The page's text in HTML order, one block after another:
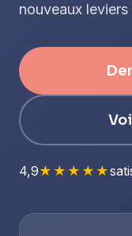
nouveaux
4,9★★★★★